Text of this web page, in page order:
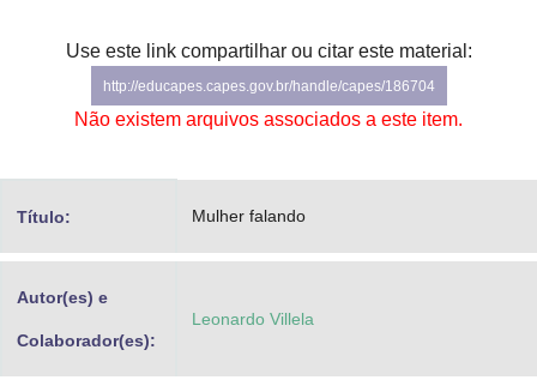
Advocacia-Geral da União
Banco Central do Brasil
Use este link compartilhar ou citar este material:
http://educapes.capes.gov.br/handle/capes/186704
Não existem arquivos associados a este item.
Título: Mulher falando
Autor(es) e
Colaborador(es):
Leonardo Villela